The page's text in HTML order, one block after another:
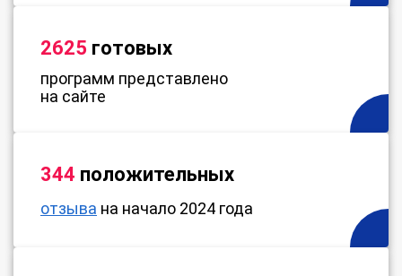
2625 готовых
программ представлено
на сайте
344 положительных
отзыва на начало 2024 года